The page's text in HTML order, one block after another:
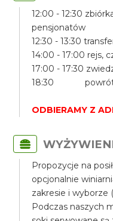
12:00 - 12:30
pensjonatów
12:30 - 13:30
14:00 - 17:00 rejs,
17:00 - 17:30
18:30 powrót
ODBIERAMY Z
Propozycje na
opcjonalnie
zakresie i wyborze
Podczas naszych